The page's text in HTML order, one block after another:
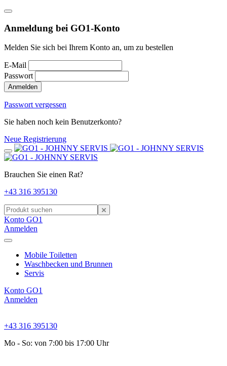
Anmeldung bei GO1-Konto
Melden Sie sich bei Ihrem Konto an, um zu bestellen
E-Mail
Passwort
Anmelden
Passwort vergessen
Sie haben noch kein Benutzerkonto?
Neue Registrierung
Brauchen Sie einen Rat?
+43 316 395130
Konto GO1
Anmelden
Mobile Toiletten
Waschbecken und Brunnen
Servis
Konto GO1
Anmelden
+43 316 395130
Mo - So: von 7:00 bis 17:00 Uhr